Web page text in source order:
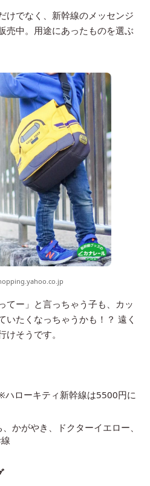
けでなく、新幹線のメッセンジ
売中。用途にあったものを選ぶ
てー」と言っちゃう子も、カッ
いたくなっちゃうかも！？ 遠く
そうです。
ローキティ新幹線は5500円に
かがやき、ドクターイエロー、